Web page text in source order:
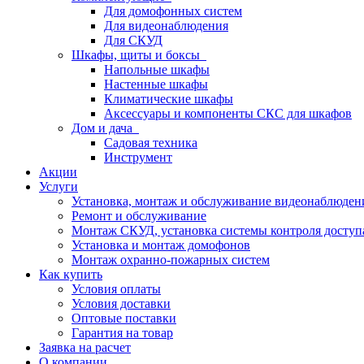
Для домофонных систем
Для видеонаблюдения
Для СКУД
Шкафы, щиты и боксы
Напольные шкафы
Настенные шкафы
Климатические шкафы
Аксессуары и компоненты СКС для шкафов
Дом и дача
Садовая техника
Инструмент
Акции
Услуги
Установка, монтаж и обслуживание
Ремонт и обслуживание
Монтаж СКУД, установка системы контроля
Установка и монтаж домофонов
Монтаж охранно-пожарных систем
Как купить
Условия оплаты
Условия доставки
Оптовые поставки
Гарантия на товар
Заявка на расчет